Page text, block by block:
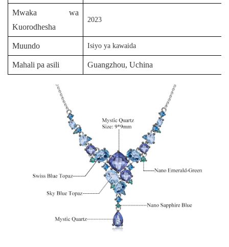
Mwaka wa
Kuorodhesha
2023
Muundo Isiyo ya kawaida
Mahali pa asili Guangzhou, Uchina